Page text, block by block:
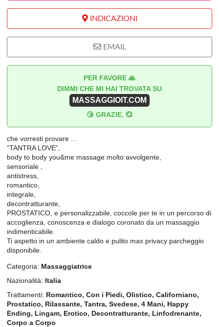
INDICAZIONI
EMAIL
PER FAVORE 🙏
DIMMI CHE MI HAI TROVATA SU
MASSAGGIOIT.COM
😘 GRAZIE. 💞
che vorresti provare ...
“TANTRA LOVE”,
body to body you&me massage molto avvolgente,
sensoriale ,
antistress,
romantico,
integrale,
decontratturante,
PROSTATICO, e personalizzabile, coccole per te in un percorso di
accoglienza, conoscenza e dialogo coronato da un massaggio
indimenticabile.
Ti aspetto in un ambiente caldo e pulito max privacy parcheggio
disponibile.
Categoria: Massaggiatrice
Nazionalità: Italia
Trattamenti: Romantico, Con i Piedi, Olistico, Californiano,
Prostatico, Rilassante, Tantra, Svedese, 4 Mani, Happy
Ending, Lingam, Erotico, Decontratturante, Linfodrenante,
Corpo a Corpo